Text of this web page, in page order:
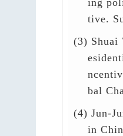
ing
tive.
(3) Shuai
bal
(4) Jun-
in